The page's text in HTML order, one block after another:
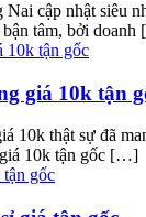
cập nhật siêu
tâm, bởi
giá 10k tận
10k thật sự đã
giá 10k tận gốc […]